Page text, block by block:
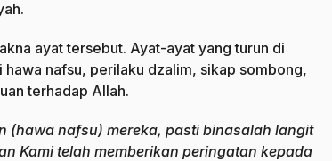
ayat tersebut. Ayat-ayat yang turun di
nafsu, perilaku dzalim, sikap sombong,
terhadap Allah.
(hawa nafsu) mereka, pasti binasalah langit
Kami telah memberikan peringatan kepada